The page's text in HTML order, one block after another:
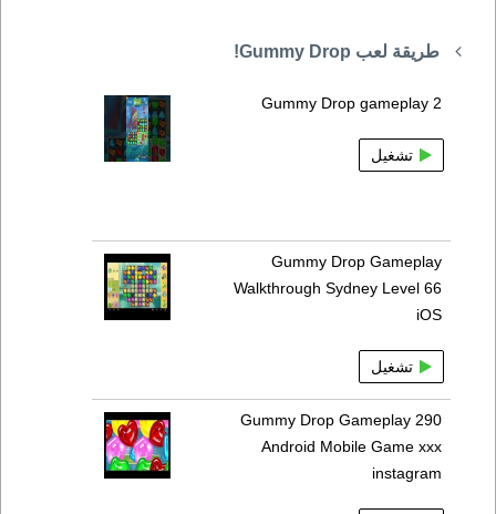
طريقة لعب Gummy Drop!
Gummy Drop gameplay 2
تشغيل
Gummy Drop Gameplay
Walkthrough Sydney Level 66
iOS
تشغيل
Gummy Drop Gameplay 290
Android Mobile Game xxx
instagram